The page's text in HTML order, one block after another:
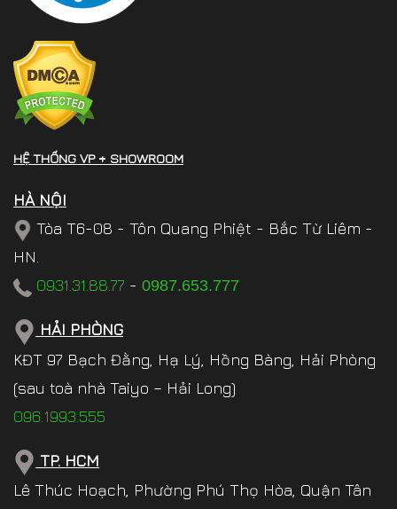
HỆ THỐNG VP + SHOWROOM
HÀ NỘI
Tòa T6-08 - Tôn Quang Phiệt - Bắc Từ Liêm -
HN.
0931.31.88.77 - 0987.653.777
HẢI PHÒNG
KĐT 97 Bạch Đằng, Hạ Lý, Hồng Bàng, Hải Phòng
(sau toà nhà Taiyo – Hải Long)
096.1993.555
TP. HCM
Lê Thúc Hoạch, Phường Phú Thọ Hòa, Quận Tân